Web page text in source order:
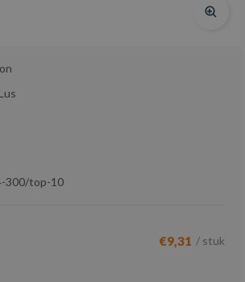
300/top-10
€9,31 / stuk